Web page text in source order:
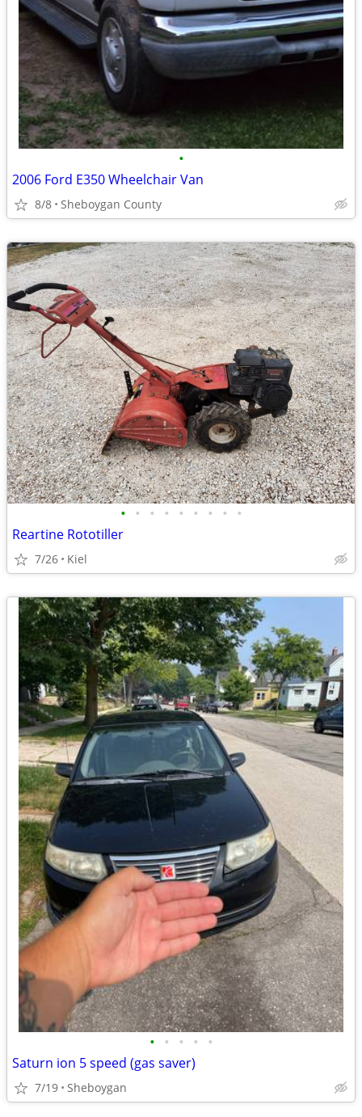
•
2006 Ford E350 Wheelchair Van
8/8 Sheboygan County
• • • • • • • • •
Reartine Rototiller
7/26 Kiel
• • • • •
Saturn ion 5 speed (gas saver)
7/19 Sheboygan